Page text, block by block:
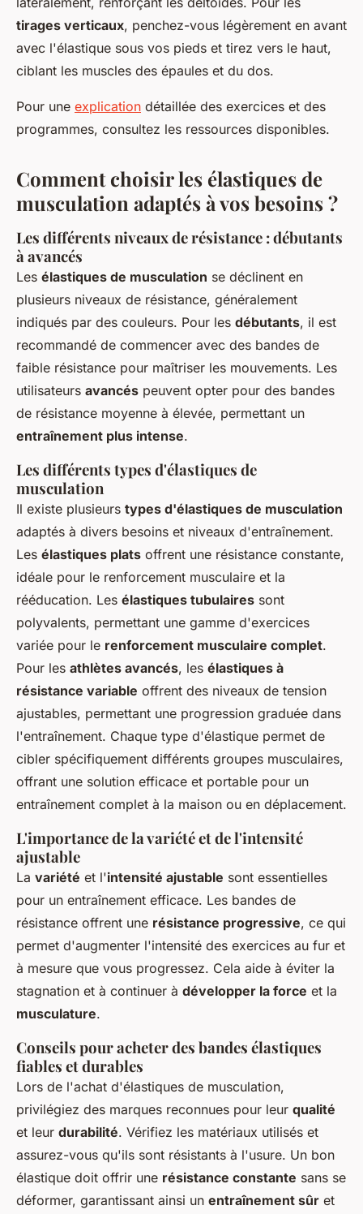
tirages verticaux, penchez-vous légèrement en avant
avec l'élastique sous vos pieds et tirez vers le haut,
ciblant les muscles des épaules et du dos.
Pour une explication détaillée des exercices et des
programmes, consultez les ressources disponibles.
Comment choisir les élastiques de
musculation adaptés à vos besoins ?
Les différents niveaux de résistance : débutants
à avancés
Les élastiques de musculation se déclinent en
plusieurs niveaux de résistance, généralement
indiqués par des couleurs. Pour les débutants, il est
recommandé de commencer avec des bandes de
faible résistance pour maîtriser les mouvements. Les
utilisateurs avancés peuvent opter pour des bandes
de résistance moyenne à élevée, permettant un
entraînement plus intense.
Les différents types d'élastiques de
musculation
Il existe plusieurs types d'élastiques de musculation
adaptés à divers besoins et niveaux d'entraînement.
Les élastiques plats offrent une résistance constante,
idéale pour le renforcement musculaire et la
rééducation. Les élastiques tubulaires sont
polyvalents, permettant une gamme d'exercices
variée pour le renforcement musculaire complet.
Pour les athlètes avancés, les élastiques à
résistance variable offrent des niveaux de tension
ajustables, permettant une progression graduée dans
l'entraînement. Chaque type d'élastique permet de
cibler spécifiquement différents groupes musculaires,
offrant une solution efficace et portable pour un
entraînement complet à la maison ou en déplacement.
L'importance de la variété et de l'intensité
ajustable
La variété et l'intensité ajustable sont essentielles
pour un entraînement efficace. Les bandes de
résistance offrent une résistance progressive, ce qui
permet d'augmenter l'intensité des exercices au fur et
à mesure que vous progressez. Cela aide à éviter la
stagnation et à continuer à développer la force et la
musculature.
Conseils pour acheter des bandes élastiques
fiables et durables
Lors de l'achat d'élastiques de musculation,
privilégiez des marques reconnues pour leur qualité
et leur durabilité. Vérifiez les matériaux utilisés et
assurez-vous qu'ils sont résistants à l'usure. Un bon
élastique doit offrir une résistance constante sans se
déformer, garantissant ainsi un entraînement sûr et